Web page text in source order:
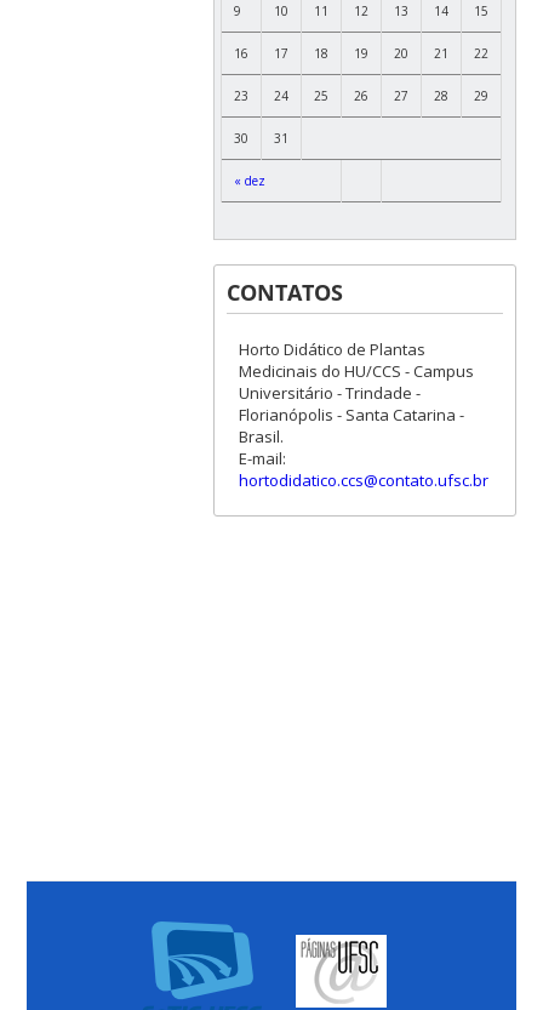
« dez
9 10 11 12 13 14 15
16 17 18 19 20 21 22
23 24 25 26 27 28 29
30 31
CONTATOS
Horto Didático de Plantas
Medicinais do HU/CCS - Campus
Universitário - Trindade -
Florianópolis - Santa Catarina -
Brasil.
E-mail:
hortodidatico.ccs@contato.ufsc.br